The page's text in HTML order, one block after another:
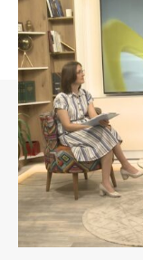
Info
O nama
Kontakt